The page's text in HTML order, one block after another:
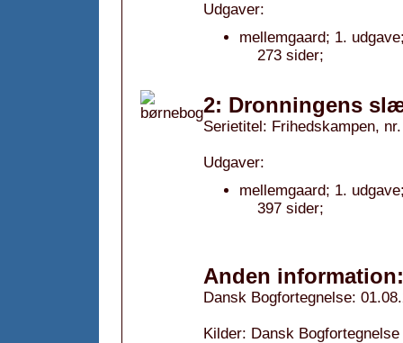
Udgaver:
mellemgaard; 1.
273 sider;
2: Dronningens
Serietitel: Frihedskampen,
Udgaver:
mellemgaard; 1.
397 sider;
Anden information:
Dansk Bogfortegnelse:
Kilder: Dansk Bogfortegnelse